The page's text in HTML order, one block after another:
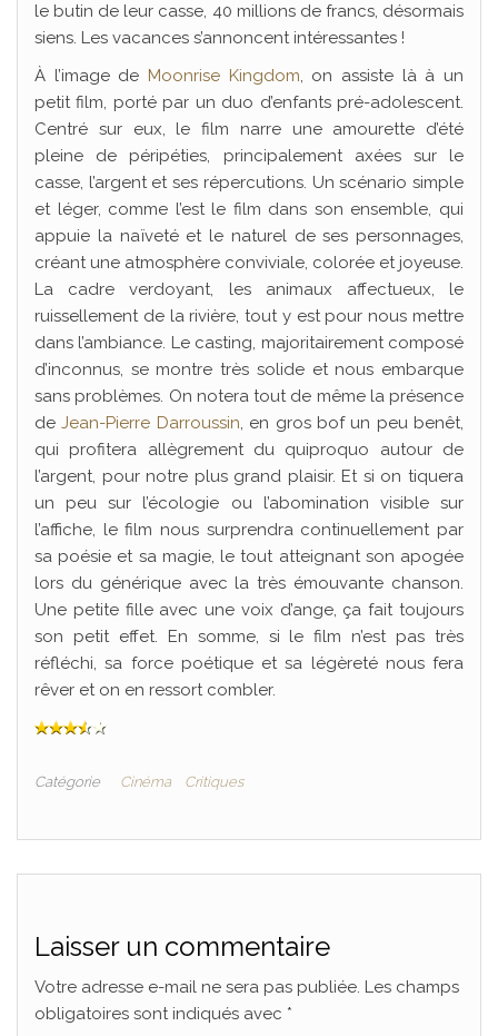
le butin de leur casse, 40 millions de francs, désormais
siens. Les vacances s’annoncent intéressantes !
À l’image de Moonrise Kingdom, on assiste là à un
petit film, porté par un duo d’enfants pré-adolescent.
Centré sur eux, le film narre une amourette d’été
pleine de péripéties, principalement axées sur le
casse, l’argent et ses répercutions. Un scénario simple
et léger, comme l’est le film dans son ensemble, qui
appuie la naïveté et le naturel de ses personnages,
créant une atmosphère conviviale, colorée et joyeuse.
La cadre verdoyant, les animaux affectueux, le
ruissellement de la rivière, tout y est pour nous mettre
dans l’ambiance. Le casting, majoritairement composé
d’inconnus, se montre très solide et nous embarque
sans problèmes. On notera tout de même la présence
deJean-Pierre Darroussin, en gros bof un peu benêt,
qui profitera allègrement du quiproquo autour de
l’argent, pour notre plus grand plaisir. Et si on tiquera
un peu sur l’écologie ou l’abomination visible sur
l’affiche, le film nous surprendra continuellement par
sa poésie et sa magie, le tout atteignant son apogée
lors du générique avec la très émouvante chanson.
Une petite fille avec une voix d’ange, ça fait toujours
son petit effet. En somme, si le film n’est pas très
réfléchi, sa force poétique et sa légèreté nous fera
rêver et on en ressort combler.
Catégorie Cinéma Critiques
Laisser un commentaire
Votre adresse e-mail ne sera pas publiée. Les champs
obligatoires sont indiqués avec *